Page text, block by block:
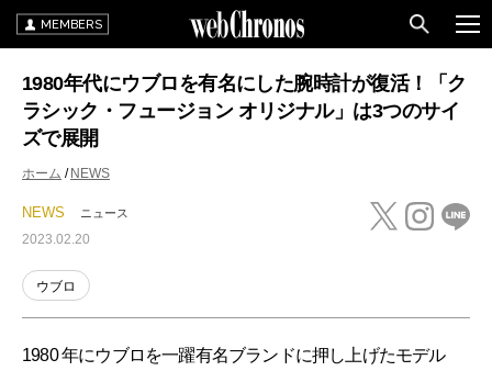
MEMBERS
1980年代にウブロを有名にした腕時計が復活！「ク
ラシック・フュージョン オリジナル」は3つのサイ
ズで展開
ホーム NEWS
NEWS ニュース
2023.02.20
ウブロ
1980 年にウブロを一躍有名ブランドに押し上げたモデル